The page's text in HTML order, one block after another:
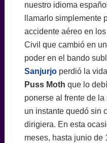
nuestro idioma
llamarlo simplemente
accidente aéreo en
Civil que cambió en
poder en el bando
Sanjurjoperdió la
Puss Moth que lo
ponerse al frente de
un instante quedó sin
dirigiera. En esta
meses, hasta junio de